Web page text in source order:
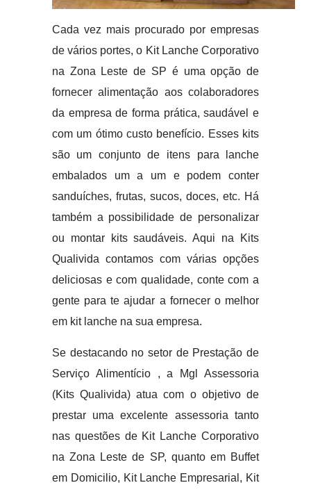
Cada vez mais procurado por empresas
de vários portes, o Kit Lanche Corporativo
na Zona Leste de SP é uma opção de
fornecer alimentação aos colaboradores
da empresa de forma prática, saudável e
com um ótimo custo benefício. Esses kits
são um conjunto de itens para lanche
embalados um a um e podem conter
sanduíches, frutas, sucos, doces, etc. Há
também a possibilidade de personalizar
ou montar kits saudáveis. Aqui na Kits
Qualivida contamos com várias opções
deliciosas e com qualidade, conte com a
gente para te ajudar a fornecer o melhor
em kit lanche na sua empresa.
Se destacando no setor de Prestação de
Serviço Alimentício , a Mgl Assessoria
(Kits Qualivida) atua com o objetivo de
prestar uma excelente assessoria tanto
nas questões de Kit Lanche Corporativo
na Zona Leste de SP, quanto em Buffet
em Domicilio, Kit Lanche Empresarial, Kit